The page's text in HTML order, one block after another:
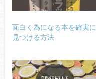
面白く為になる本を確実に
見つける方法